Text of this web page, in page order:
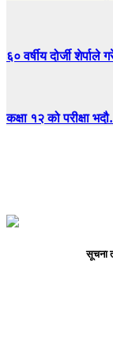
६० वर्षीय दोर्जी शेर्पाले
कक्षा १२ को परीक्षा
सूचना